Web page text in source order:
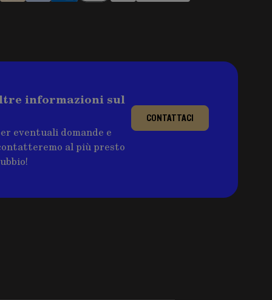
informazioni sul
eventuali domande e
al più presto
CONTATTACI